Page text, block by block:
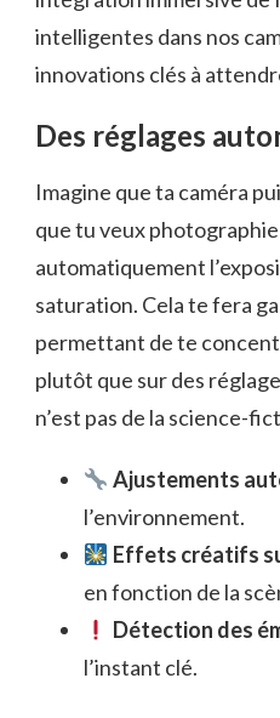
intelligentes dans nos
innovations clés à
Des réglages
Imagine que ta caméra
que tu veux
automatiquement
saturation. Cela te fera
permettant de te
plutôt que sur des
n’est pas de la science-
Ajustements
l’environnement.
Effets créatifs
en fonction de la
Détection des
l’instant clé.